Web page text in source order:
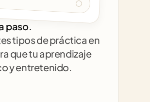
paso.
tipos de práctica en
que tu aprendizaje
y entretenido.